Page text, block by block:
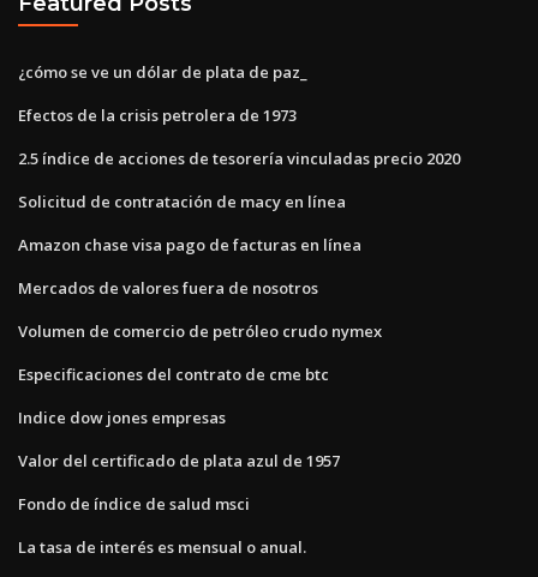
¿cómo se ve un dólar de plata de paz_
Efectos de la crisis petrolera de 1973
2.5 índice de acciones de tesorería vinculadas precio 2020
Solicitud de contratación de macy en línea
Amazon chase visa pago de facturas en línea
Mercados de valores fuera de nosotros
Volumen de comercio de petróleo crudo nymex
Especificaciones del contrato de cme btc
Indice dow jones empresas
Valor del certificado de plata azul de 1957
Fondo de índice de salud msci
La tasa de interés es mensual o anual.